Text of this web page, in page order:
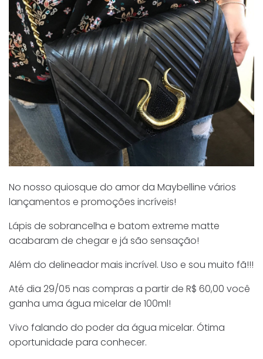
No nosso quiosque do amor da Maybelline vários
lançamentos e promoções incríveis!
Lápis de sobrancelha e batom extreme matte
acabaram de chegar e já são sensação!
Além do delineador mais incrível. Uso e sou muito fã!!!
Até dia 29/05 nas compras a partir de R$ 60,00 você
ganha uma água micelar de 100ml!
Vivo falando do poder da água micelar. Ótima
oportunidade para conhecer.